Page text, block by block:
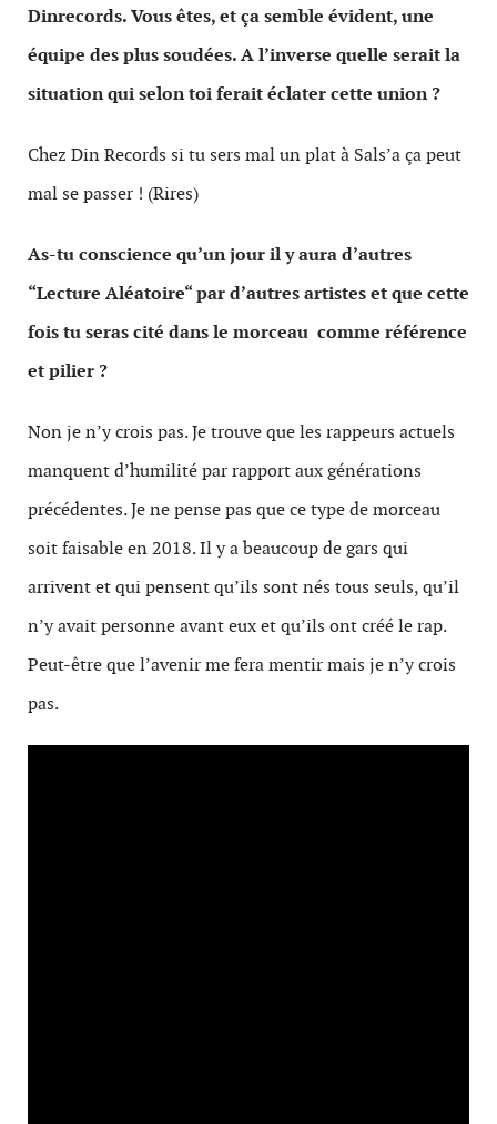
Dinrecords. Vous êtes, et ça semble évident, une
équipe des plus soudées. A l’inverse quelle serait la
situation qui selon toi ferait éclater cette union ?
Chez Din Records si tu sers mal un plat à Sals’a ça peut
mal se passer ! (Rires)
As-tu conscience qu’un jour il y aura d’autres
“Lecture Aléatoire“ par d’autres artistes et que cette
fois tu seras cité dans le morceau comme référence
et pilier ?
Non je n’y crois pas. Je trouve que les rappeurs actuels
manquent d’humilité par rapport aux générations
précédentes. Je ne pense pas que ce type de morceau
soit faisable en 2018. Il y a beaucoup de gars qui
arrivent et qui pensent qu’ils sont nés tous seuls, qu’il
n’y avait personne avant eux et qu’ils ont créé le rap.
Peut-être que l’avenir me fera mentir mais je n’y crois
pas.